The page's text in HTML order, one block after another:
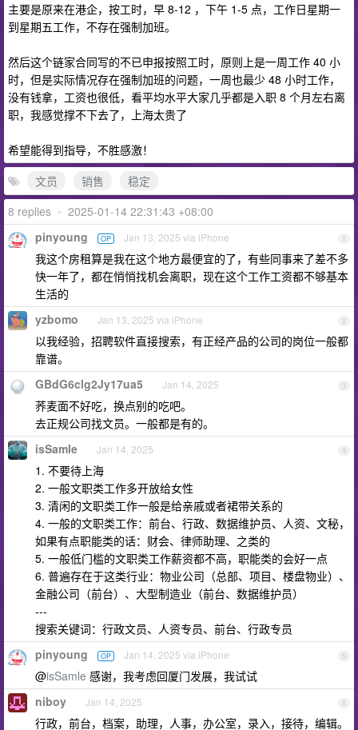
主要是原来在港企，按工时，早 8-12 ，下午 1-5 点，工作日星期一
到星期五工作，不存在强制加班。
然后这个链家合同写的不已申报按照工时，原则上是一周工作 40 小
时，但是实际情况存在强制加班的问题，一周也最少 48 小时工作，
没有钱拿，工资也很低，看平均水平大家几乎都是入职 8 个月左右离
职，我感觉撑不下去了，上海太贵了
希望能得到指导，不胜感激！
文员
销售
稳定
8 replies • 2025-01-14 22:31:43 +08:00
1
pinyoung OP Jan 13, 2025 via iPhone
我这个房租算是我在这个地方最便宜的了，有些同事来了差不多
快一年了，都在悄悄找机会离职，现在这个工作工资都不够基本
生活的
2
yzbomo Jan 13, 2025 via iPhone
以我经验，招聘软件直接搜索，有正经产品的公司的岗位一般都
靠谱。
3
GBdG6clg2Jy17ua5 Jan 14, 2025
荞麦面不好吃，换点别的吃吧。
去正规公司找文员。一般都是有的。
4
isSamle Jan 14, 2025
1. 不要待上海
2. 一般文职类工作多开放给女性
3. 清闲的文职类工作一般是给亲戚或者裙带关系的
4. 一般的文职类工作：前台、行政、数据维护员、人资、文秘，
如果有点职能类的话：财会、律师助理、之类的
5. 一般低门槛的文职类工作薪资都不高，职能类的会好一点
6. 普遍存在于这类行业：物业公司（总部、项目、楼盘物业）、
金融公司（前台）、大型制造业（前台、数据维护员）
---
搜索关键词：行政文员、人资专员、前台、行政专员
5
pinyoung OP Jan 14, 2025 via iPhone
@isSamle 感谢，我考虑回厦门发展，我试试
6
niboy Jan 14, 2025
行政，前台，档案，助理，人事，办公室，录入，接待，编辑。